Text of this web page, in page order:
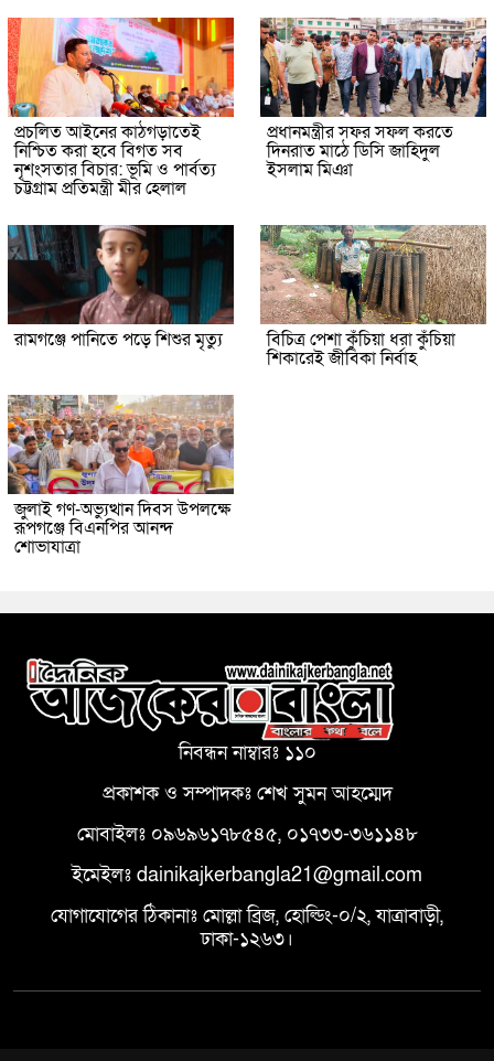
প্রচলিত আইনের কাঠগড়াতেই
নিশ্চিত করা হবে বিগত সব
নৃশংসতার বিচার: ভূমি ও পার্বত্য
চট্টগ্রাম প্রতিমন্ত্রী মীর হেলাল
প্রধানমন্ত্রীর সফর সফল করতে
দিনরাত মাঠে ডিসি জাহিদুল
ইসলাম মিঞা
রামগঞ্জে পানিতে পড়ে শিশুর মৃত্যু বিচিত্র পেশা কুঁচিয়া ধরা কুঁচিয়া
শিকারেই জীবিকা নির্বাহ
জুলাই গণ-অভ্যুত্থান দিবস উপলক্ষে
রূপগঞ্জে বিএনপির আনন্দ
শোভাযাত্রা
নিবন্ধন নাম্বারঃ ১১০
প্রকাশক ও সম্পাদকঃ শেখ সুমন আহম্মেদ
মোবাইলঃ ০৯৬৯৬১৭৮৫৪৫, ০১৭৩৩-৩৬১১৪৮
ইমেইলঃ dainikajkerbangla21@gmail.com
যোগাযোগের ঠিকানাঃ মোল্লা ব্রিজ, হোল্ডিং-০/২, যাত্রাবাড়ী,
ঢাকা-১২৬৩।